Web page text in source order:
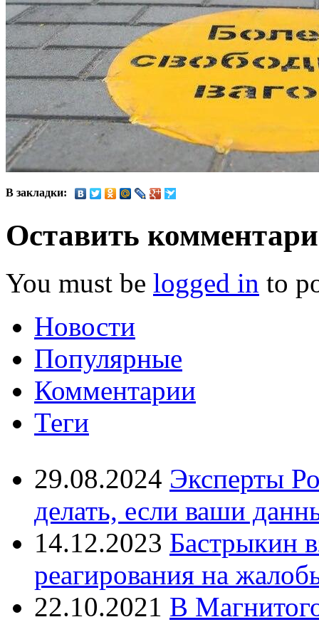
В закладки:
Оставить
You must be logged in to
Новости
Популярные
Комментарии
Теги
29.08.2024 Эксперты
делать, если ваши
14.12.2023 Бастрыкин
реагирования на
22.10.2021 В